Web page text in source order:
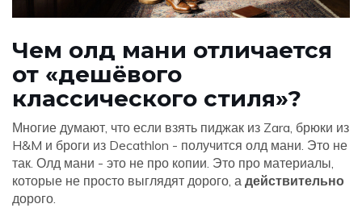
Чем олд мани отличается
от «дешёвого
классического стиля»?
Многие думают, что если взять пиджак из Zara, брюки из
H&M и броги из Decathlon - получится олд мани. Это не
так. Олд мани - это не про копии. Это про материалы,
которые не просто выглядят дорого, а действительно
дорого.